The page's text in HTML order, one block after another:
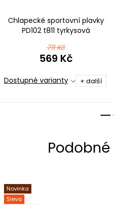
Chlapecké sportovní plavky
PD102 t811 tyrkysová
711 Kč
569 Kč
Dostupné varianty + další
Novinka
Sleva